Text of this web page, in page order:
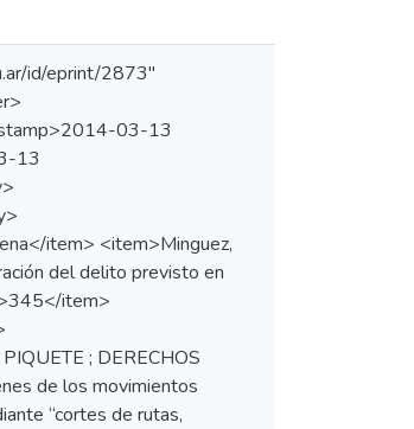
id/eprint/2873"
03-13
13
item> <item>Minguez,
del delito previsto en
item>
; DERECHOS
de los movimientos
“cortes de rutas,